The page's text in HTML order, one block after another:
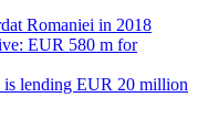
Romaniei in 2018
EUR 580 m for
lending EUR 20 million